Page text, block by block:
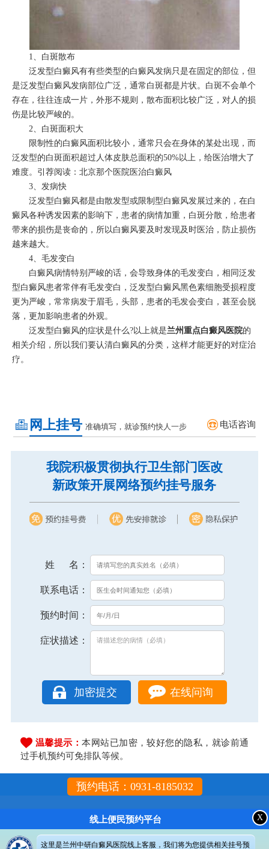
1、白斑散布
泛发型白癜风有有些类型的白癜风发病只是在固定的部位，但
是泛发型白癜风发病部位广泛，通常白斑都是片状。白斑不会单个
存在，往往连成一片，外形不规则，散布面积比较广泛，对人的损
伤是比较严峻的。
2、白斑面积大
限制性的白癜风面积比较小，通常只会在身体的某处出现，而
泛发型的白斑面积超过人体皮肤总面积的50%以上，给医治增大了
难度。引荐阅读：北京那个医院医治白癜风
3、发病快
泛发型白癜风都是由散发型或限制型白癜风发展过来的，在白
癜风各种诱发因素的影响下，患者的病情加重，白斑分散，给患者
带来的损伤是丧命的，所以白癜风要及时发现及时医治，防止损伤
越来越大。
4、毛发变白
白癜风病情特别严峻的话，会导致身体的毛发变白，相同泛发
型白癜风患者常伴有毛发变白，泛发型白癜风黑色素细胞受损程度
更为严峻，常常病发于眉毛，头部，患者的毛发会变白，甚至会脱
落，更加影响患者的外观。
泛发型白癜风的症状是什么?以上就是兰州重点白癜风医院的
相关介绍，所以我们要认清白癜风的分类，这样才能更好的对症治
疗。
网上挂号 准确填写，就诊预约快人一步 电话咨询
我院积极贯彻执行卫生部门医改
新政策开展网络预约挂号服务
姓 名：
联系电话：
预约时间：
症状描述：
在线问询
温馨提示：本网站已加密，较好您的隐私，就诊前通
过手机预约可免排队等候。
预约电话：0931-8185032
线上便民预约平台 X
这里是兰州中研白癜风医院线上客服，我们将为您提供相关挂号预